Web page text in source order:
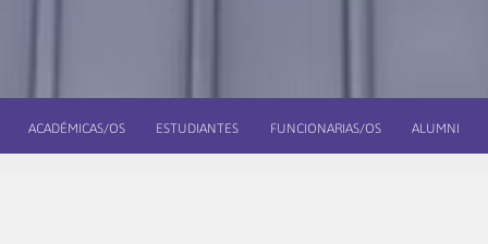
ACADÉMICAS/OS ESTUDIANTES FUNCIONARIAS/OS ALUMNI